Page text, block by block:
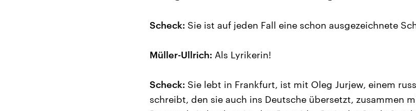
Scheck: Sie ist auf jeden Fall eine schon ausgezeichnete
Müller-Ullrich: Als Lyrikerin!
Scheck: Sie lebt in Frankfurt, ist mit Oleg Jurjew, einem
schreibt, den sie auch ins Deutsche übersetzt, zusammen